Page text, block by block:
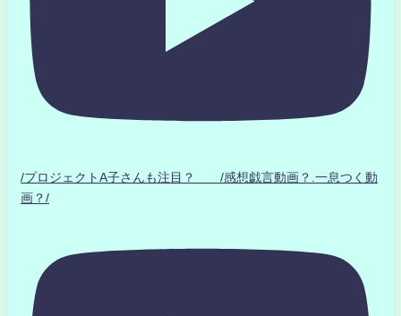
/プロジェクトA子さんも注目？ /感想戯言動画？.一息つく動
画？/